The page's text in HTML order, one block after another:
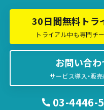
30日間無料トラ
トライアル中も専門チ
お問い合
サービス導入・販
03-4446-